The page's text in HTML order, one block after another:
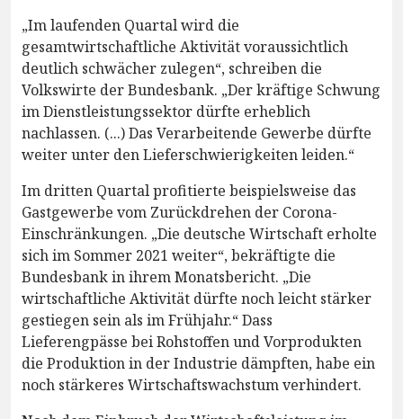
„Im laufenden Quartal wird die
gesamtwirtschaftliche Aktivität voraussichtlich
deutlich schwächer zulegen“, schreiben die
Volkswirte der Bundesbank. „Der kräftige Schwung
im Dienstleistungssektor dürfte erheblich
nachlassen. (...) Das Verarbeitende Gewerbe dürfte
weiter unter den Lieferschwierigkeiten leiden.“
Im dritten Quartal profitierte beispielsweise das
Gastgewerbe vom Zurückdrehen der Corona-
Einschränkungen. „Die deutsche Wirtschaft erholte
sich im Sommer 2021 weiter“, bekräftigte die
Bundesbank in ihrem Monatsbericht. „Die
wirtschaftliche Aktivität dürfte noch leicht stärker
gestiegen sein als im Frühjahr.“ Dass
Lieferengpässe bei Rohstoffen und Vorprodukten
die Produktion in der Industrie dämpften, habe ein
noch stärkeres Wirtschaftswachstum verhindert.